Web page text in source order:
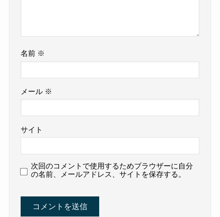
名前 ※
メール ※
サイト
次回のコメントで使用するためブラウザーに自分
の名前、メールアドレス、サイトを保存する。